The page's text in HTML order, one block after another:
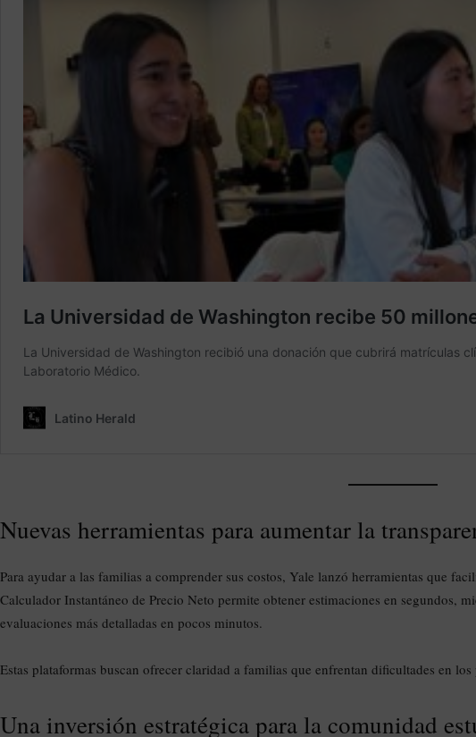
Nuevas herramientas para aumentar la
Para ayudar a las familias a comprender sus costos, Yale lanzó herramientas que
Calculador Instantáneo de Precio Neto permite obtener estimaciones en segundos,
evaluaciones más detalladas en pocos minutos.
Estas plataformas buscan ofrecer claridad a familias que enfrentan dificultades en
Una inversión estratégica para la comunidad